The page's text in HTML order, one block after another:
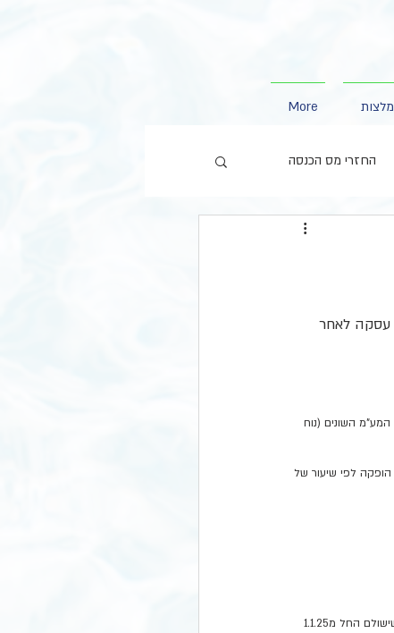
More
החזרי מס הכנסה
עד 31.12.24, ואילו מע"מ בשיעור 18% יחול על עסקה לאחר
השונים (נוח
לפי שיעור של